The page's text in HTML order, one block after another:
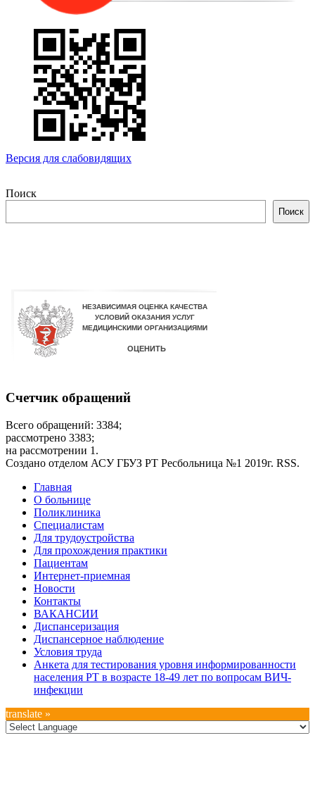
Версия для слабовидящих
Поиск
Поиск
Счетчик обращений
Всего обращений: 3384;
рассмотрено 3383;
на рассмотрении 1.
Создано отделом АСУ ГБУЗ РТ Ресбольница №1 2019г. RSS.
Дополнительное
меню
Главная
О больнице
Поликлиника
Специалистам
Для трудоустройства
Для прохождения практики
Пациентам
Интернет-приемная
Новости
Контакты
ВАКАНСИИ
Диспансеризация
Диспансерное наблюдение
Условия труда
Анкета для тестирования уровня информированности
населения РТ в возрасте 18-49 лет по вопросам ВИЧ-
инфекции
translate »